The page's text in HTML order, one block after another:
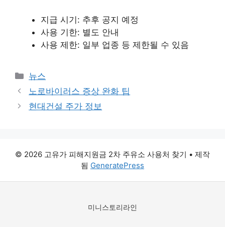
지급 시기: 추후 공지 예정
사용 기한: 별도 안내
사용 제한: 일부 업종 등 제한될 수 있음
카
테
리
뉴스
노로바이러스 증상 완화 팁
현대건설 주가 정보
© 2026 고유가 피해지원금 2차 주유소 사용처 찾기 • 제작
됨 GeneratePress
미니스토리라인